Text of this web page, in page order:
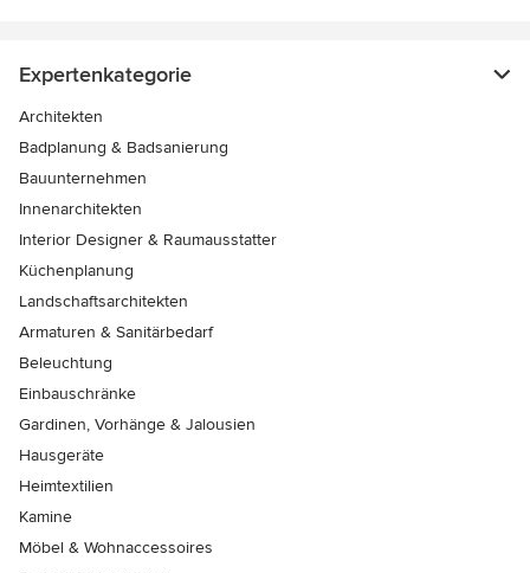
Expertenkategorie
Architekten
Badplanung & Badsanierung
Bauunternehmen
Innenarchitekten
Interior Designer & Raumausstatter
Küchenplanung
Landschaftsarchitekten
Armaturen & Sanitärbedarf
Beleuchtung
Einbauschränke
Gardinen, Vorhänge & Jalousien
Hausgeräte
Heimtextilien
Kamine
Möbel & Wohnaccessoires